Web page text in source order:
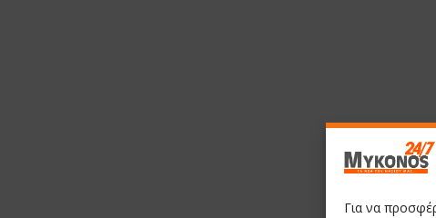
Για να